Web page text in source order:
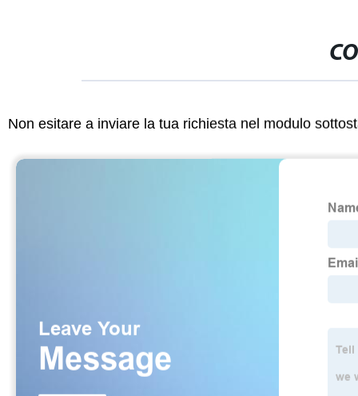
Non esitare a inviare la tua richiesta nel modulo